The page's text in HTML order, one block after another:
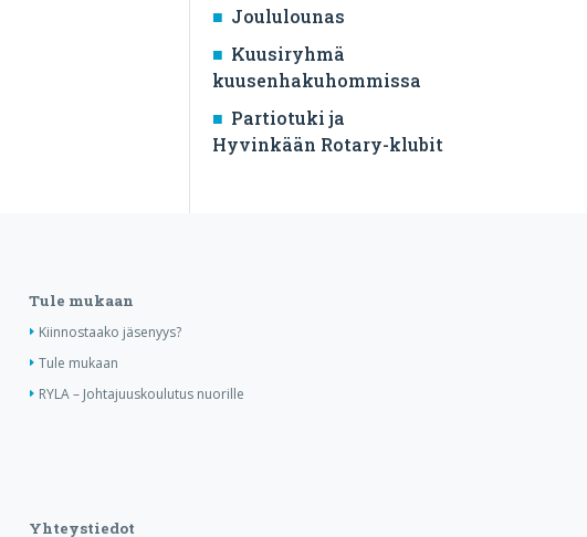
Joululounas
Kuusiryhmä
kuusenhakuhommissa
Partiotuki ja
Hyvinkään Rotary-klubit
Tule mukaan
Kiinnostaako jäsenyys?
Tule mukaan
RYLA – Johtajuuskoulutus nuorille
Yhteystiedot